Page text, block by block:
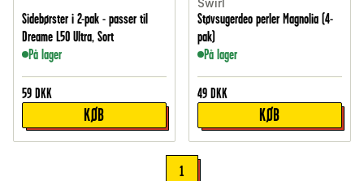
Sidebørster i 2-pak - passer til
Dreame L50 Ultra, Sort
På lager
59 DKK
KØB
Swirl
Støvsugerdeo perler Magnolia (4-
pak)
På lager
49 DKK
KØB
1